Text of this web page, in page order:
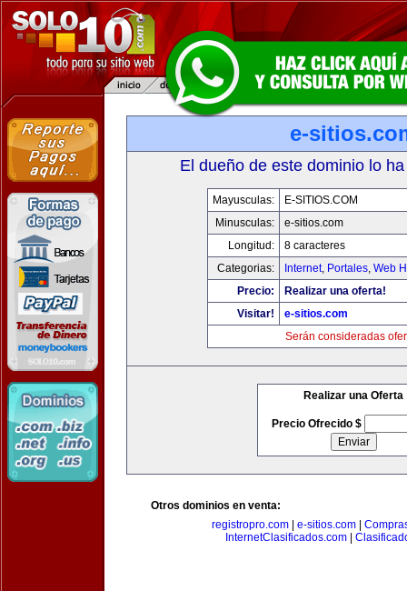
e-
El dueño de este dominio lo
Mayusculas:
E-SITIOS.COM
Minusculas:
e-sitios.com
Longitud:
8 caracteres
Categorias:
Internet, Portales, Web
Precio:
Realizar una oferta!
Visitar!
e-sitios.com
Serán consideradas
Realizar una Oferta
Precio Ofrecido $
Otros dominios en venta:
registropro.com
e-sitios.com
InternetClasificados.com|